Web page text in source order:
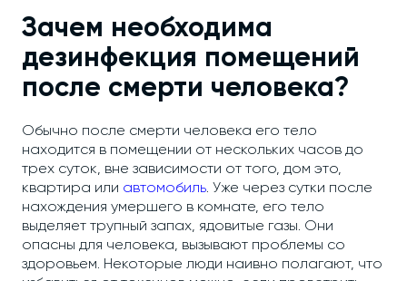
Зачем необходима
дезинфекция помещений
после смерти человека?
Обычно после смерти человека его тело
находится в помещении от нескольких часов до
трех суток, вне зависимости от того, дом это,
квартира или автомобиль. Уже через сутки после
нахождения умершего в комнате, его тело
выделяет трупный запах, ядовитые газы. Они
опасны для человека, вызывают проблемы со
здоровьем. Некоторые люди наивно полагают, что